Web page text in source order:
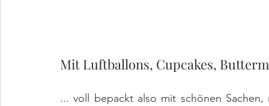
Mit Luftballons, Cupcakes,
... voll bepackt also mit schönen